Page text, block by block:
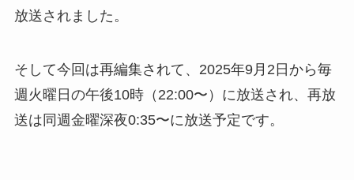
放送されました。
そして今回は再編集されて、2025年9月2日から毎
週火曜日の午後10時（22:00〜）に放送され、再放
送は同週金曜深夜0:35〜に放送予定です。